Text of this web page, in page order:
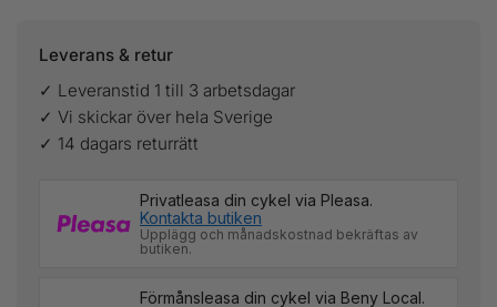
Leverans & retur
✓ Leveranstid 1 till 3 arbetsdagar
✓ Vi skickar över hela Sverige
✓ 14 dagars returrätt
Privatleasa din cykel via Pleasa.
Kontakta butiken
Upplägg och månadskostnad bekräftas av
butiken.
Förmånsleasa din cykel via Beny Local.